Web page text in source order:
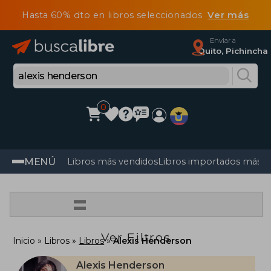
Hasta 60% dto en libros seleccionadosVer más
Enviar a
Quito, Pichincha
0
MENÚ Libros más vendidosLibros importados más
=
Ver Filtros
Inicio Libros Libros Alexis Henderson
Alexis Henderson